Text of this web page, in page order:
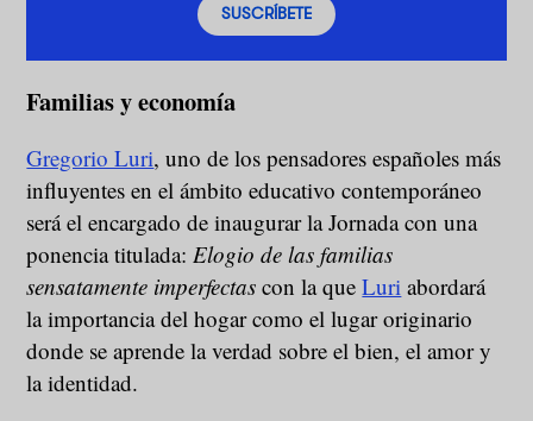
SUSCRÍBETE
Familias y economía
Gregorio Luri, uno de los pensadores españoles más
influyentes en el ámbito educativo contemporáneo
será el encargado de inaugurar la Jornada con una
ponencia titulada:Elogio de las familias
sensatamente imperfectas con la queLuri abordará
la importancia del hogar como el lugar originario
donde se aprende la verdad sobre el bien, el amor y
la identidad.